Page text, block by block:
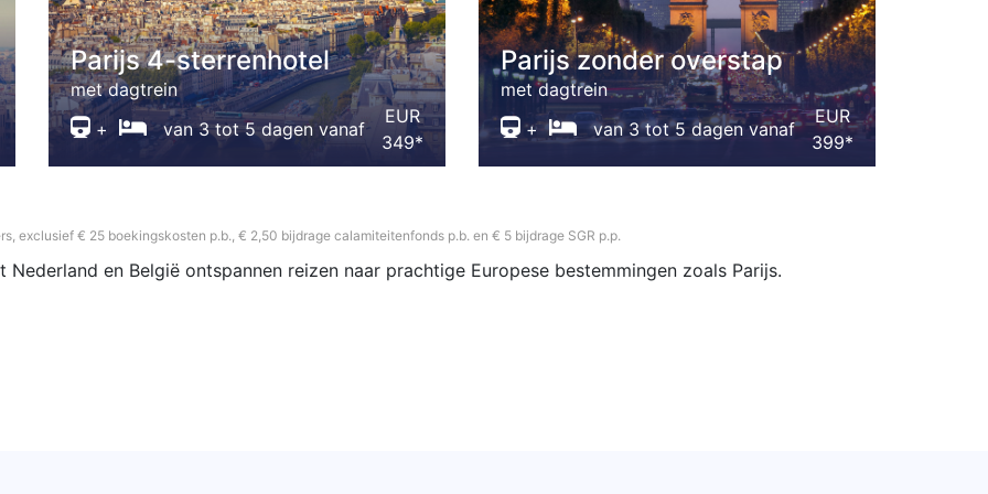
Parijs 4-sterrenhotel
met dagtrein
+
van 3 tot 5 dagen vanaf
EUR
349*
Parijs zonder overstap
met dagtrein
+
van 3 tot 5 dagen vanaf
EUR
399*
exclusief € 25 boekingskosten p.b., € 2,50 bijdrage calamiteitenfonds p.b. en € 5 bijdrage SGR p.p.
en België ontspannen reizen naar prachtige Europese bestemmingen zoals Parijs.